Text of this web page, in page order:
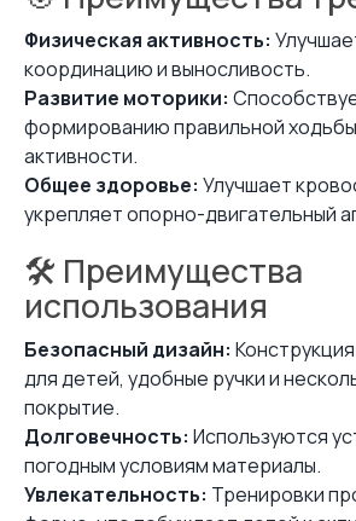
Физическая активность:
координацию и выносливость.
Развитие моторики:
формированию правильной
активности.
Общее здоровье: Улучшает
укрепляет опорно-двигательный
🛠 Преимущества
использования
Безопасный дизайн:
для детей, удобные ручки и
покрытие.
Долговечность: Используются
погодным условиям материалы.
Увлекательность: Тренировки